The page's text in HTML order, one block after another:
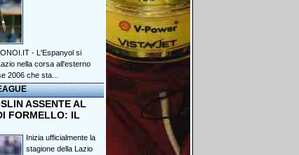
- L'Espanyol si
nella corsa all'esterno
2006 che sta...
ASSENTE AL
FORMELLO: IL
Inizia ufficialmente la
stagione della Lazio